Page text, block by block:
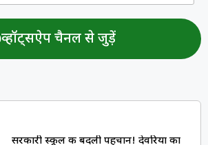
व्हॉट्सऐप चैनल से जुड़ें
सरकारी स्कूल की बदली पहचान! देवरिया का